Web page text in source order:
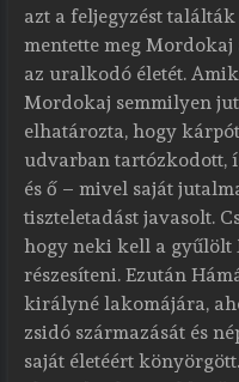
azt a feljegyzést
mentette meg Mordokaj
az uralkodó életét.
Mordokaj semmilyen
elhatározta, hogy
udvarban tartózkodott,
és ő – mivel saját
tiszteletadást javasolt.
hogy neki kell a gyűlölt
részesíteni. Ezután
királyné lakomájára,
zsidó származását és
saját életéért